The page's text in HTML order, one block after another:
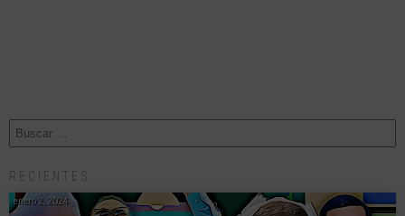
RECIENTES
enero 2, 2024